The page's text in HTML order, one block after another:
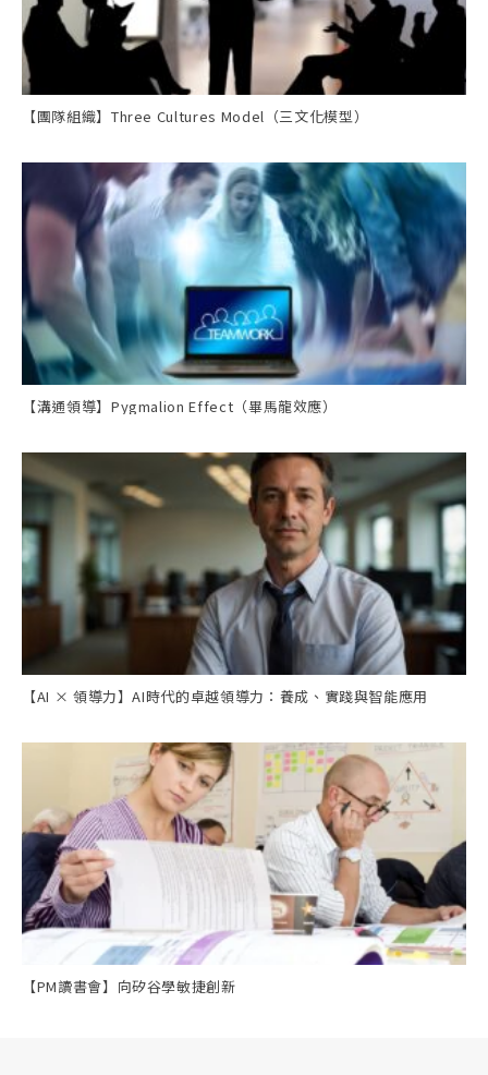
【團隊組織】Three Cultures Model（三文化模型）
【溝通領導】Pygmalion Effect（畢馬龍效應）
【AI × 領導力】AI時代的卓越領導力：養成、實踐與智能應用
【PM讀書會】向矽谷學敏捷創新